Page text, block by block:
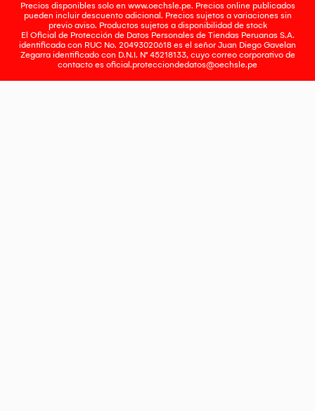
Precios disponibles solo en www.oechsle.pe. Precios online publicados
pueden incluir descuento adicional. Precios sujetos a variaciones sin
previo aviso. Productos sujetos a disponibilidad de stock
El Oficial de Protección de Datos Personales de Tiendas Peruanas S.A.
identificada con RUC No. 20493020618 es el señor Juan Diego Gavelan
Zegarra identificado con D.N.I. N° 45218133, cuyo correo corporativo de
contacto es oficial.protecciondedatos@oechsle.pe